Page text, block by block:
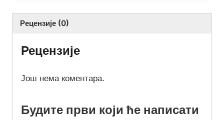
Рецензије (0)
Рецензије
Још нема коментара.
Будите први који ће написати